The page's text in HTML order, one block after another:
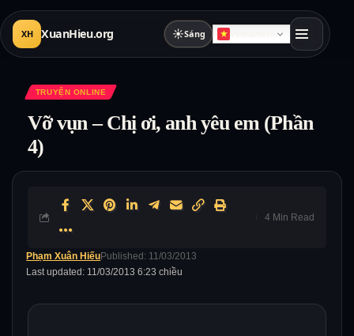
XH XuanHieu.org ☀Sáng
TRUYỆN ONLINE
Vỡ vụn – Chị ơi, anh yêu em (Phần
4)
Last updated: 11/03/2013 6:23 chiều
Phạm Xuân HiếuPublished: 11/03/2013
4 Min Read